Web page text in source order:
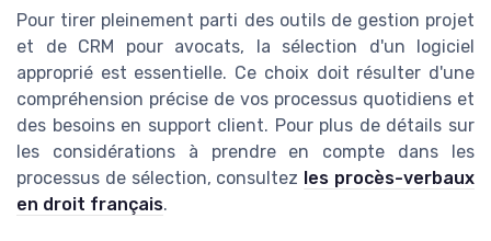
Pour tirer pleinement parti des outils de gestion projet
et de CRM pour avocats, la sélection d'un logiciel
approprié est essentielle. Ce choix doit résulter d'une
compréhension précise de vos processus quotidiens et
des besoins en support client. Pour plus de détails sur
les considérations à prendre en compte dans les
processus de sélection, consultez les procès-verbaux
en droit français.